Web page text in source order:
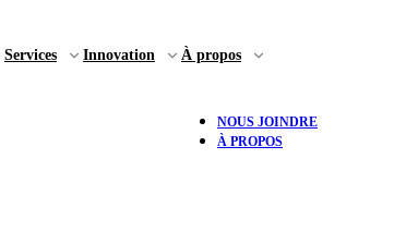
Services Innovation À propos
NOUS JOINDRE
À PROPOS